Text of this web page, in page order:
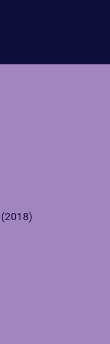
(2018)